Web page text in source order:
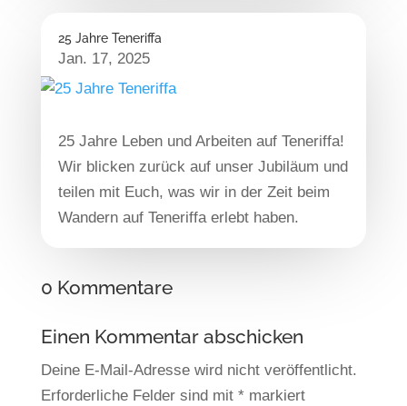
25 Jahre Teneriffa
Jan. 17, 2025
25 Jahre Leben und Arbeiten auf Teneriffa!
Wir blicken zurück auf unser Jubiläum und
teilen mit Euch, was wir in der Zeit beim
Wandern auf Teneriffa erlebt haben.
0 Kommentare
Einen Kommentar abschicken
Deine E-Mail-Adresse wird nicht veröffentlicht.
Erforderliche Felder sind mit *markiert